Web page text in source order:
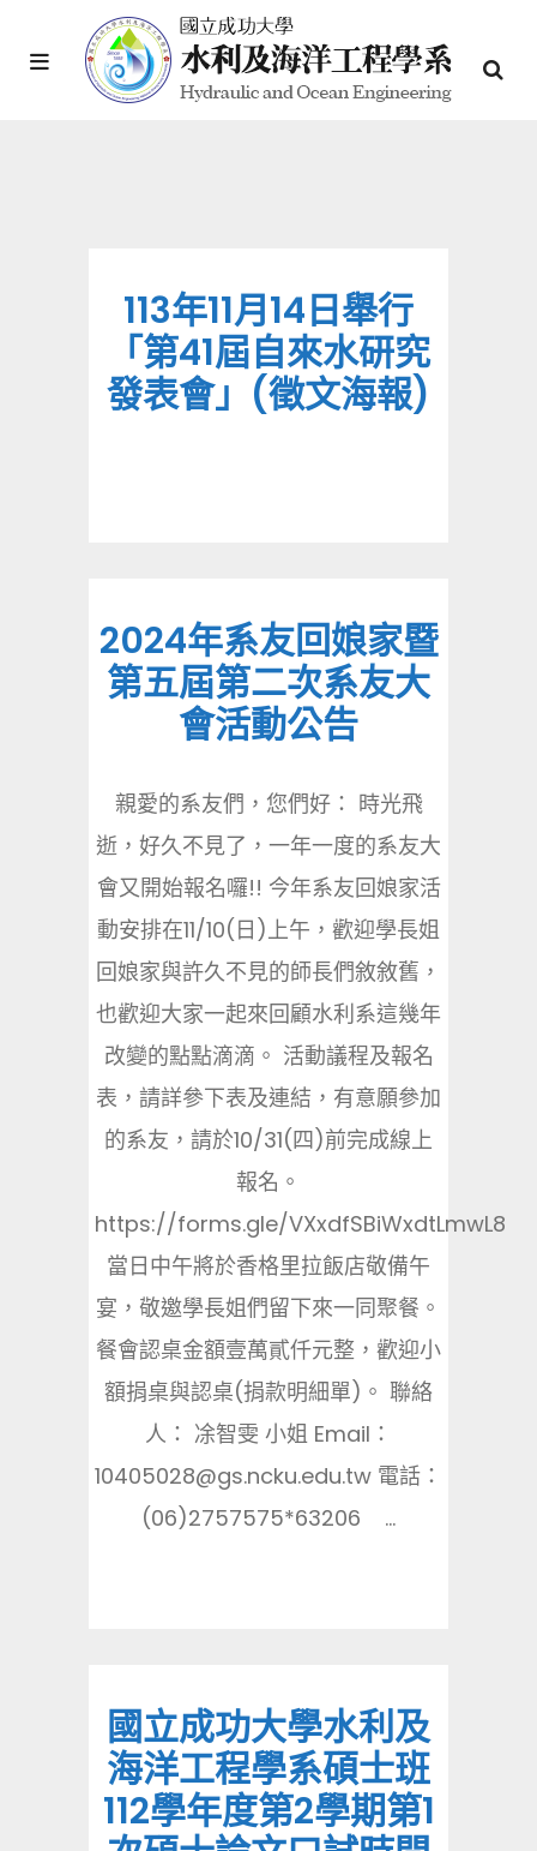
113年11月14日舉行
「第41屆自來水研究
發表會」(徵文海報)
2024年系友回娘家暨
第五屆第二次系友大
會活動公告
親愛的系友們，您們好： 時光飛
逝，好久不見了，一年一度的系友大
會又開始報名囉!! 今年系友回娘家活
動安排在11/10(日)上午，歡迎學長姐
回娘家與許久不見的師長們敘敘舊，
也歡迎大家一起來回顧水利系這幾年
改變的點點滴滴。 活動議程及報名
表，請詳參下表及連結，有意願參加
的系友，請於10/31(四)前完成線上
報名。
https://forms.gle/VXxdfSBiWxdtLmwL8
當日中午將於香格里拉飯店敬備午
宴，敬邀學長姐們留下來一同聚餐。
餐會認桌金額壹萬貳仟元整，歡迎小
額捐桌與認桌(捐款明細單)。 聯絡
人： 凃智雯 小姐 Email：
10405028@gs.ncku.edu.tw 電話：
(06)2757575*63206 ...
國立成功大學水利及
海洋工程學系碩士班
112學年度第2學期第1